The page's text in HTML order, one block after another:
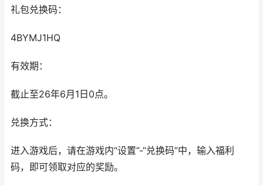
礼包兑换码：
4BYMJ1HQ
有效期：
截止至26年6月1日0点。
兑换方式：
进入游戏后，请在游戏内“设置”-“兑换码”中，输入福利
码，即可领取对应的奖励。